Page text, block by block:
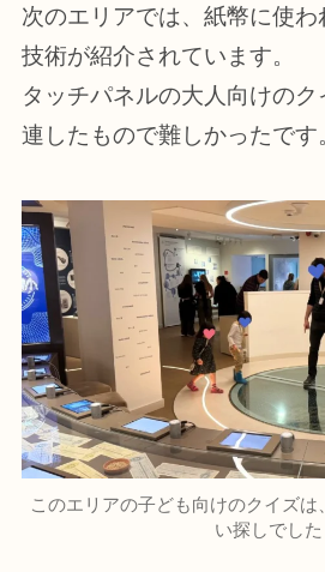
次のエリアでは、紙幣に使
技術が紹介されています。
タッチパネルの大人向けの
連したもので難しかったです
このエリアの子ども向けのクイズ
い探しでした